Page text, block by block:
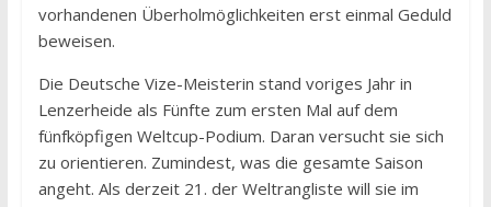
vorhandenen Überholmöglichkeiten erst einmal Geduld
beweisen.
Die Deutsche Vize-Meisterin stand voriges Jahr in
Lenzerheide als Fünfte zum ersten Mal auf dem
fünfköpfigen Weltcup-Podium. Daran versucht sie sich
zu orientieren. Zumindest, was die gesamte Saison
angeht. Als derzeit 21. der Weltrangliste will sie im